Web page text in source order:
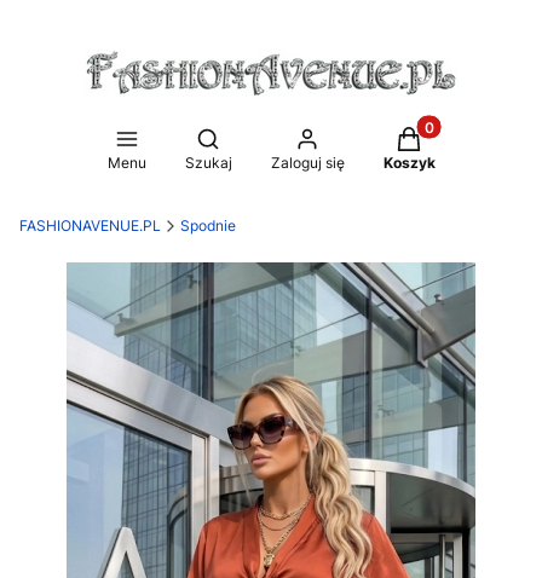
Menu
Otwórz wyszukiwarkę
Szukaj Zaloguj się
Produkty w
Koszyk
FASHIONAVENUE.PL Spodnie